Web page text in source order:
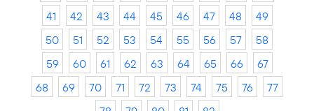
41
42 43 44 45 46 47 48
49
50
51 52 53 54 55 56 57
58
59
60 61 62 63 64 65 66
67
68
69 70 71 72 73 74 75 76
77